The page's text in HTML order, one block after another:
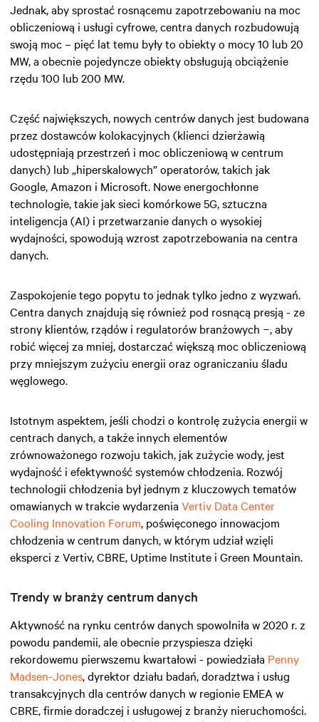
Jednak, aby sprostać rosnącemu zapotrzebowaniu na moc
obliczeniową i usługi cyfrowe, centra danych rozbudowują
swoją moc – pięć lat temu były to obiekty o mocy 10 lub 20
MW, a obecnie pojedyncze obiekty obsługują obciążenie
rzędu 100 lub 200 MW.
Część największych, nowych centrów danych jest budowana
przez dostawców kolokacyjnych (klienci dzierżawią
udostępniają przestrzeń i moc obliczeniową w centrum
danych) lub „hiperskalowych” operatorów, takich jak
Google, Amazon i Microsoft. Nowe energochłonne
technologie, takie jak sieci komórkowe 5G, sztuczna
inteligencja (AI) i przetwarzanie danych o wysokiej
wydajności, spowodują wzrost zapotrzebowania na centra
danych.
Zaspokojenie tego popytu to jednak tylko jedno z wyzwań.
Centra danych znajdują się również pod rosnącą presją - ze
strony klientów, rządów i regulatorów branżowych −, aby
robić więcej za mniej, dostarczać większą moc obliczeniową
przy mniejszym zużyciu energii oraz ograniczaniu śladu
węglowego.
Istotnym aspektem, jeśli chodzi o kontrolę zużycia energii w
centrach danych, a także innych elementów
zrównoważonego rozwoju takich, jak zużycie wody, jest
wydajność i efektywność systemów chłodzenia. Rozwój
technologii chłodzenia był jednym z kluczowych tematów
omawianych w trakcie wydarzenia Vertiv Data Center
Cooling Innovation Forum, poświęconego innowacjom
chłodzenia w centrum danych, w którym udział wzięli
eksperci z Vertiv, CBRE, Uptime Institute i Green Mountain.
Trendy w branży centrum danych
Aktywność na rynku centrów danych spowolniła w 2020 r. z
powodu pandemii, ale obecnie przyspiesza dzięki
rekordowemu pierwszemu kwartałowi - powiedziała Penny
Madsen-Jones, dyrektor działu badań, doradztwa i usług
transakcyjnych dla centrów danych w regionie EMEA w
CBRE, firmie doradczej i usługowej z branży nieruchomości.